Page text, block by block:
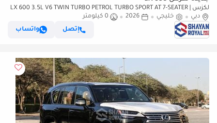
لكزس LX 600 3.5L V6 TWIN TURBO PETROL TURBO SPORT AT 7-SEATER |
25-MARK LEVINSON 2026MY
دبي خليجي 2026
0 كيلومتر
إتصل
واتساب